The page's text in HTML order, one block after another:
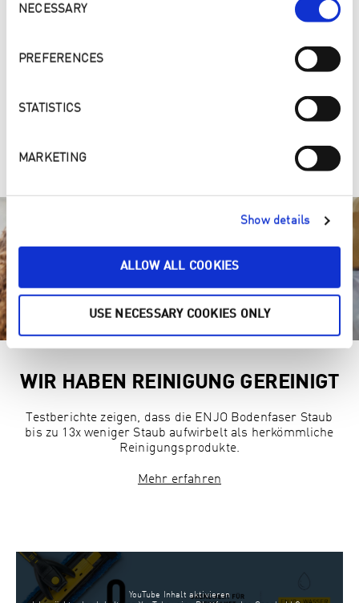
NECESSARY
PREFERENCES
STATISTICS
MARKETING
Show details
ALLOW ALL COOKIES
USE NECESSARY COOKIES ONLY
WIR HABEN REINIGUNG GEREINIGT
Testberichte zeigen, dass die ENJO Bodenfaser Staub
bis zu 13x weniger Staub aufwirbelt als herkömmliche
Reinigungsprodukte.
Mehr erfahren
YouTube Inhalt aktivieren